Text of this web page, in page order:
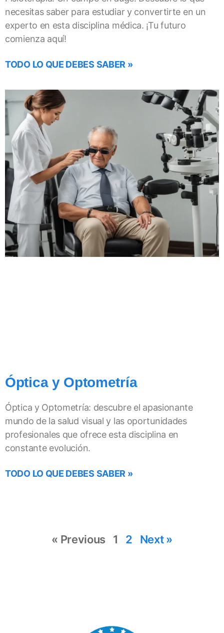
necesitas saber para estudiar y convertirte en un
experto en esta disciplina médica. ¡Tu futuro
comienza aquí!
TODO LO QUE DEBES SABER »
Óptica y Optometría
Óptica y Optometría: descubre el apasionante
mundo de la salud visual y las oportunidades
profesionales que ofrece esta disciplina en
constante evolución.
TODO LO QUE DEBES SABER »
« Previous 1 2 Next »